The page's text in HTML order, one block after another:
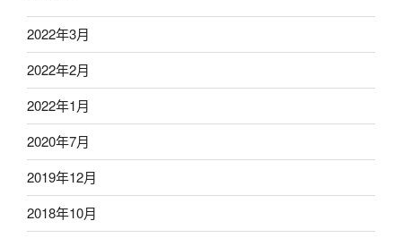
2022年3月
2022年2月
2022年1月
2020年7月
2019年12月
2018年10月